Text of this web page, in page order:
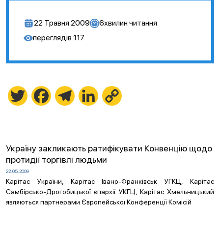
22 Травня 2009 6хвилин читання
переглядів 117
Twitter FacebookTelegramLinkedIn
Україну закликають ратифікувати Конвенцію щодо
протидії торгівлі людьми
22.05.2009
Карітас України, Карітас Івано-Франківськ УГКЦ, Карітас
Самбірсько-Дрогобицької єпархії УКГЦ, Карітас Хмельницький
являються партнерами Європейської Конференції Комісій